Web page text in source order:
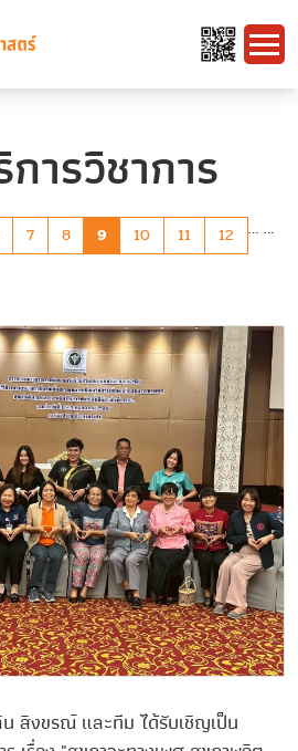
ารวิชาการ
…
7 8 9 10 11
12
…
สิงขรณ์ และทีม ได้รับเชิญเป็น